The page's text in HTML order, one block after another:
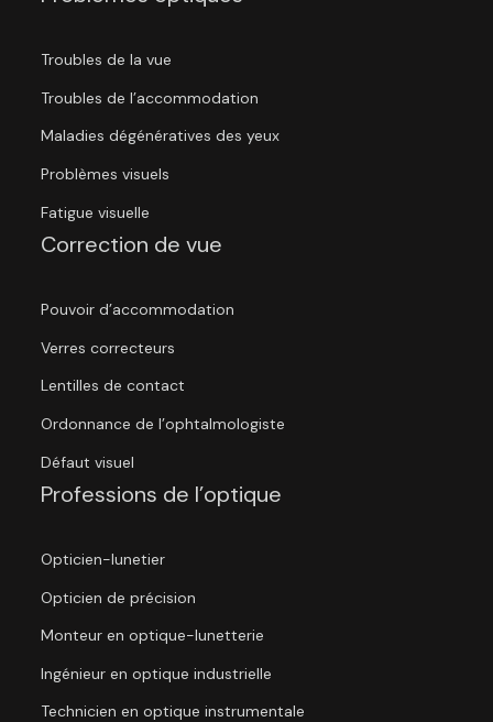
Troubles de la vue
Troubles de l’accommodation
Maladies dégénératives des yeux
Problèmes visuels
Fatigue visuelle
Correction de vue
Pouvoir d’accommodation
Verres correcteurs
Lentilles de contact
Ordonnance de l’ophtalmologiste
Défaut visuel
Professions de l’optique
Opticien-lunetier
Opticien de précision
Monteur en optique-lunetterie
Ingénieur en optique industrielle
Technicien en optique instrumentale